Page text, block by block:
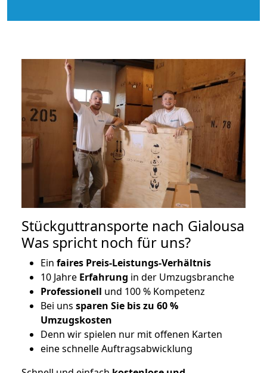
Stückguttransporte nach Gialousa
Was spricht noch für uns?
Ein faires Preis-Leistungs-Verhältnis
10 Jahre Erfahrung in der Umzugsbranche
Professionell und 100 % Kompetenz
Bei uns sparen Sie bis zu 60 %
Umzugskosten
Denn wir spielen nur mit offenen Karten
eine schnelle Auftragsabwicklung